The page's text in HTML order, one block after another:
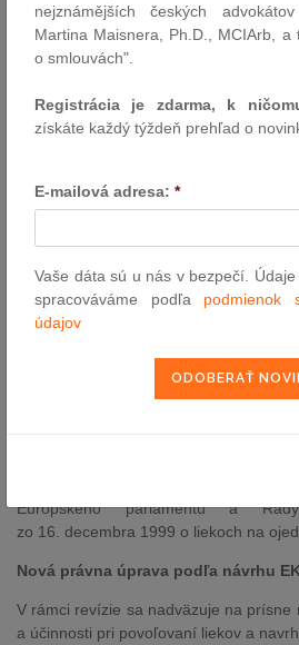
majú predstavovať nový
(vrátane liekov na zriedkavé choroby a
nové Nariadenie
Súčasťou je aj odporúčanie Rady o
Tieto návrhy nahrádzajú existujúce
spoločenstva pri povoľovaní liekov
veterinárne použitie a pri vykonávaní
a ktorým sa zriaďuje Európska
2001/83/ES
spoločenstva o humánnych liekoch) a
nariadenie (EHS) č. 1768/92,
Európskeho parlamentu a
zo 16. decembra 1999 o liekoch na
Nová právna úprava podľa návrhu EK
V rámci revízie sa nadväzuje na prísne
a účinnosti pri povoľovaní liekov a
nejznámějších českých
Martina Maisnera, Ph.D., MCIArb, a
o smlouvách".
Registrácia je zdarma, k
získáte každý týždeň prehľad o
E-mailová adresa: *
Vaše dáta sú u nás v bezpečí.
spracováváme podľa podmienok
údajov